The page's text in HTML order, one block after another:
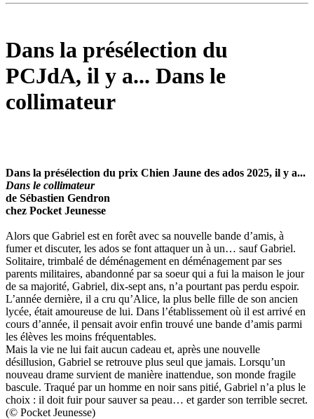
Dans la présélection du
PCJdA, il y a... Dans le
collimateur
Dans la présélection du prix Chien Jaune des ados 2025, il y a...
Dans le collimateur
de Sébastien Gendron
chez Pocket Jeunesse
Alors que Gabriel est en forêt avec sa nouvelle bande d’amis, à
fumer et discuter, les ados se font attaquer un à un… sauf Gabriel.
Solitaire, trimbalé de déménagement en déménagement par ses
parents militaires, abandonné par sa soeur qui a fui la maison le jour
de sa majorité, Gabriel, dix-sept ans, n’a pourtant pas perdu espoir.
L’année dernière, il a cru qu’Alice, la plus belle fille de son ancien
lycée, était amoureuse de lui. Dans l’établissement où il est arrivé en
cours d’année, il pensait avoir enfin trouvé une bande d’amis parmi
les élèves les moins fréquentables.
Mais la vie ne lui fait aucun cadeau et, après une nouvelle
désillusion, Gabriel se retrouve plus seul que jamais. Lorsqu’un
nouveau drame survient de manière inattendue, son monde fragile
bascule. Traqué par un homme en noir sans pitié, Gabriel n’a plus le
choix : il doit fuir pour sauver sa peau… et garder son terrible secret.
(© Pocket Jeunesse)